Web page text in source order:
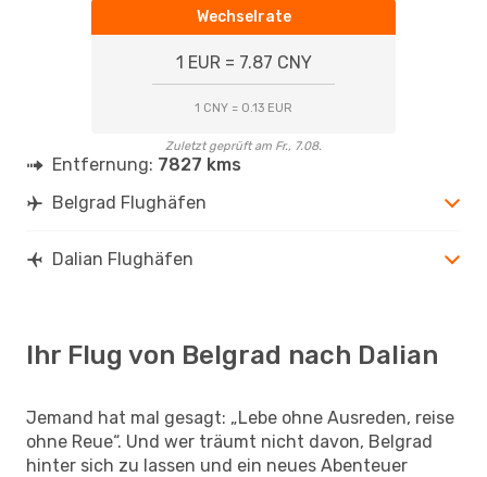
Wechselrate
1 EUR = 7.87 CNY
1 CNY = 0.13 EUR
Zuletzt geprüft am Fr., 7.08.
Entfernung: 7827 kms
Belgrad Flughäfen
Dalian Flughäfen
Ihr Flug von Belgrad nach Dalian
Jemand hat mal gesagt: „Lebe ohne Ausreden, reise
ohne Reue“. Und wer träumt nicht davon, Belgrad
hinter sich zu lassen und ein neues Abenteuer